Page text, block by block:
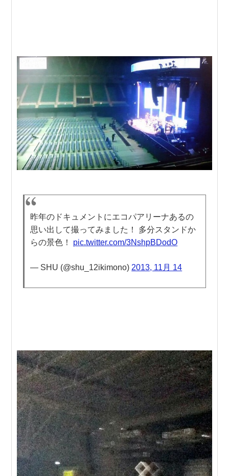
昨年のドキュメントにエコパアリーナあるの
思い出して撮ってみました！ 多分スタンドか
らの景色！ pic.twitter.com/3NshpBDodO
— SHU (@shu_12ikimono) 2013, 11月 14